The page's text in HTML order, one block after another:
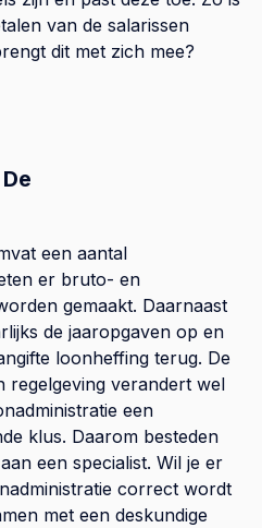
van de salarissen
dit met zich mee?
een aantal
er bruto- en
gemaakt. Daarnaast
de jaaropgaven op en
loonheffing terug. De
regelgeving verandert wel
een
klus. Daarom besteden
een specialist. Wil je er
correct wordt
met een deskundige